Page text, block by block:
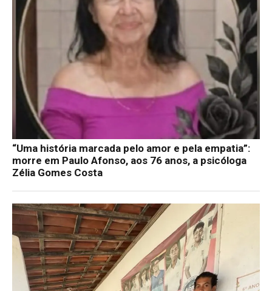
“Uma história marcada pelo amor e pela empatia”:
morre em Paulo Afonso, aos 76 anos, a psicóloga
Zélia Gomes Costa